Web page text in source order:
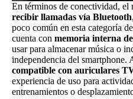
En términos de conectividad, el
recibir llamadas vía Bluetooth
poco común en esta categoría
cuenta con memoria interna
usar para almacenar música o
independencia del smartphone.
compatible con auriculares
experiencia de uso para
entrenamientos o